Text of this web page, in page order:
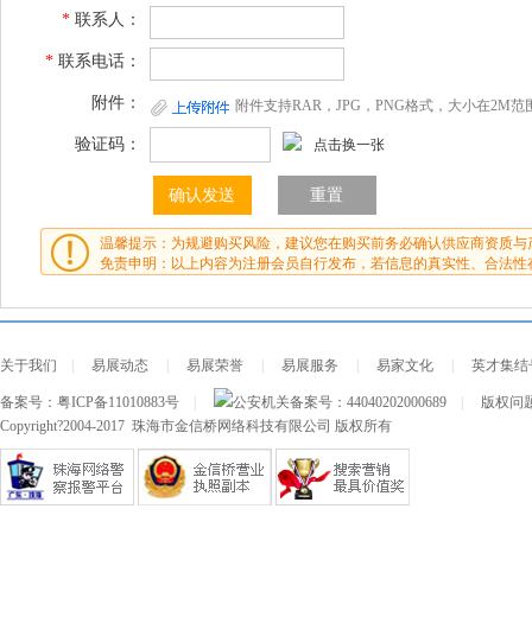
* 联系人：
* 联系电话：
附件： 附件支持RAR，JPG，PNG格式，大小在2M范
验证码： 点击换一张
温馨提示：为规避购买风险，建议您在购买前务必确认供应商资质与
免责申明：以上内容为注册会员自行发布，若信息的真实性、合法性
关于我们 易展动态 易展荣誉 易展服务 易家文化 英才集结
备案号： 粤ICP备11010883号 公安机关备案号： 44040202000689
版权问
Copyright?2004-2017 珠海市金信桥网络科技有限公司 版权所有